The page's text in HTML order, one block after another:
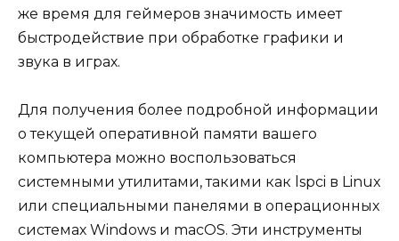
же время для геймеров значимость имеет
быстродействие при обработке графики и
звука в играх.
Для получения более подробной информации
о текущей оперативной памяти вашего
компьютера можно воспользоваться
системными утилитами, такими как lspci в Linux
или специальными панелями в операционных
системах Windows и macOS. Эти инструменты